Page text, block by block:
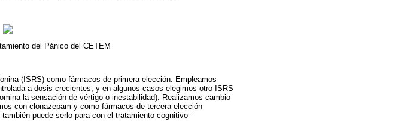
del Pánico del CETEM
(ISRS) como fármacos de primera elección. Empleamos
a dosis crecientes, y en algunos casos elegimos otro ISRS
la sensación de vértigo o inestabilidad). Realizamos cambio
con clonazepam y como fármacos de tercera elección
puede serlo para con el tratamiento cognitivo-